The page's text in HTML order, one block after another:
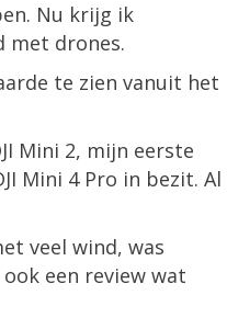
Nu krijg ik
met drones.
te zien vanuit het
Mini 2, mijn eerste
Mini 4 Pro in bezit. Al
veel wind, was
een review wat